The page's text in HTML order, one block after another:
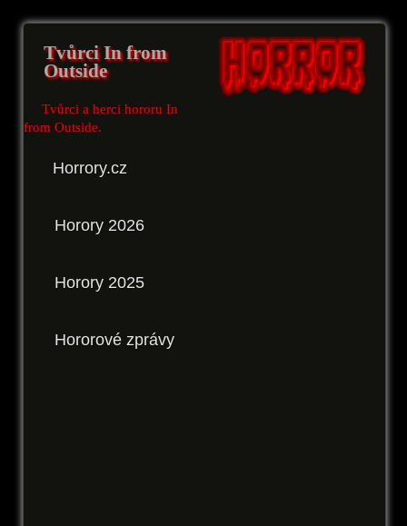
Tvůrci In from
Outside
Tvůrci a herci hororu In
from Outside.
Horrory.cz
Horory 2026
Horory 2025
Hororové zprávy